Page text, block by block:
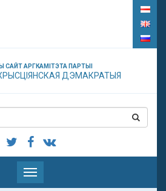
САЙТ АРГКАМІТЭТА ПАРТЫІ
ДЭМАКРАТЫЯ
Паказаць
меню